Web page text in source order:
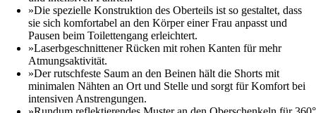
»Die spezielle Konstruktion des Oberteils ist so gestaltet, dass
sie sich komfortabel an den Körper einer Frau anpasst und
Pausen beim Toilettengang erleichtert.
»Laserbgeschnittener Rücken mit rohen Kanten für mehr
Atmungsaktivität.
»Der rutschfeste Saum an den Beinen hält die Shorts mit
minimalen Nähten an Ort und Stelle und sorgt für Komfort bei
intensiven Anstrengungen.